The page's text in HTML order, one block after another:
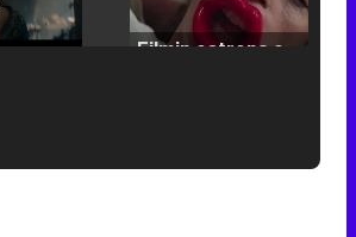
Unmute /